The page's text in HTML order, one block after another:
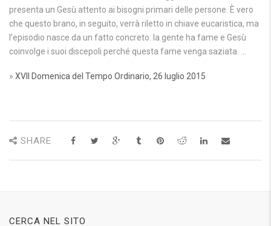
presenta un Gesù attento ai bisogni primari delle persone. È vero
che questo brano, in seguito, verrà riletto in chiave eucaristica, ma
l’episodio nasce da un fatto concreto: la gente ha fame e Gesù
coinvolge i suoi discepoli perché questa fame venga saziata. …
» XVII Domenica del Tempo Ordinario, 26 luglio 2015
SHARE
CERCA NEL SITO